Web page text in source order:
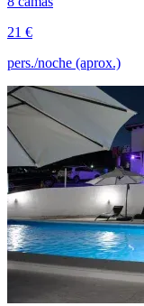
21 €
pers./noche (aprox.)